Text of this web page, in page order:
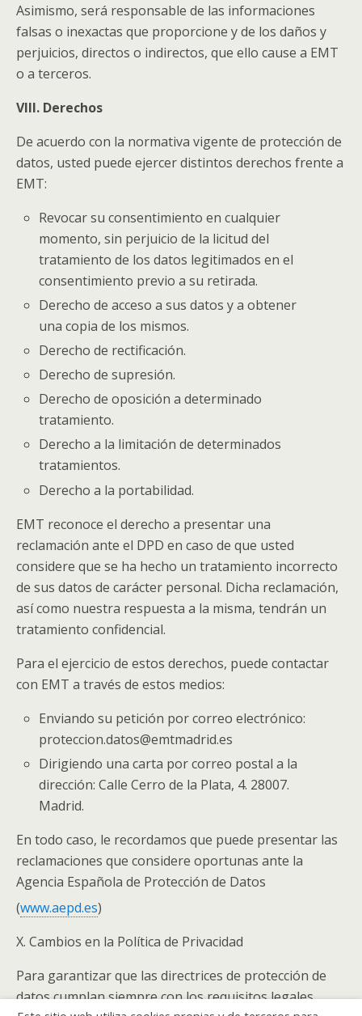
Asimismo, será responsable de las informaciones
falsas o inexactas que proporcione y de los daños y
perjuicios, directos o indirectos, que ello cause a EMT
o a terceros.
VIII. Derechos
De acuerdo con la normativa vigente de protección de
datos, usted puede ejercer distintos derechos frente a
EMT:
Revocar su consentimiento en cualquier
momento, sin perjuicio de la licitud del
tratamiento de los datos legitimados en el
consentimiento previo a su retirada.
Derecho de acceso a sus datos y a obtener
una copia de los mismos.
Derecho de rectificación.
Derecho de supresión.
Derecho de oposición a determinado
tratamiento.
Derecho a la limitación de determinados
tratamientos.
Derecho a la portabilidad.
EMT reconoce el derecho a presentar una
reclamación ante el DPD en caso de que usted
considere que se ha hecho un tratamiento incorrecto
de sus datos de carácter personal. Dicha reclamación,
así como nuestra respuesta a la misma, tendrán un
tratamiento confidencial.
Para el ejercicio de estos derechos, puede contactar
con EMT a través de estos medios:
Enviando su petición por correo electrónico:
proteccion.datos@emtmadrid.es
Dirigiendo una carta por correo postal a la
dirección: Calle Cerro de la Plata, 4. 28007.
Madrid.
En todo caso, le recordamos que puede presentar las
reclamaciones que considere oportunas ante la
Agencia Española de Protección de Datos
(www.aepd.es)
X. Cambios en la Política de Privacidad
Para garantizar que las directrices de protección de
datos cumplan siempre con los requisitos legales